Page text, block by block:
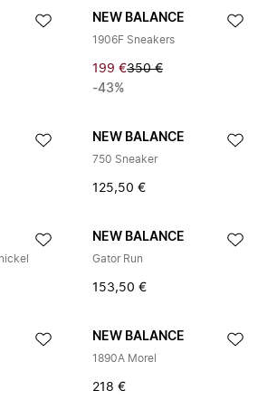
NEW BALANCE
1906F Sneakers
199 €350 €
-43%
NEW BALANCE
750 Sneaker
125,50 €
NEW BALANCE
Gator Run
153,50 €
NEW BALANCE
1890A Morel
218 €